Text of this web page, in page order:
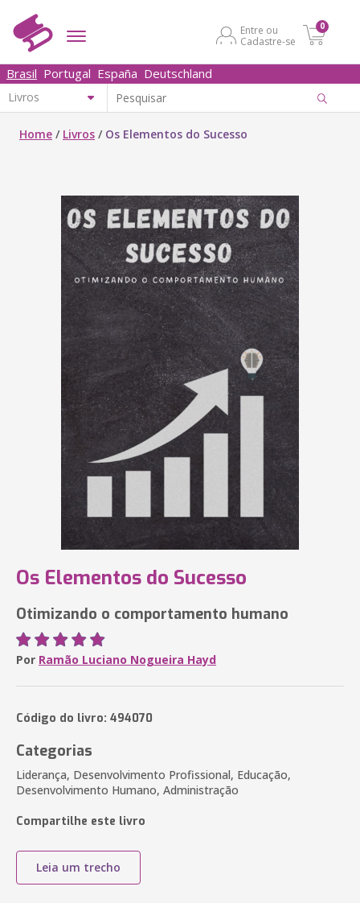
Entre ou
Cadastre-se
0
Brasil Portugal España Deutschland
Home / Livros / Os Elementos do Sucesso
Os Elementos do Sucesso
Otimizando o comportamento humano
Por Ramão Luciano Nogueira Hayd
Código do livro: 494070
Categorias
Liderança, Desenvolvimento Profissional, Educação,
Desenvolvimento Humano, Administração
Compartilhe este livro
Leia um trecho